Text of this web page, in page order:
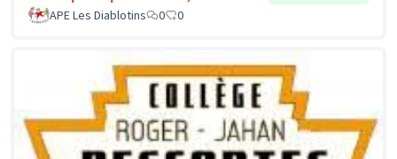
APE Les Diablotins
0 0